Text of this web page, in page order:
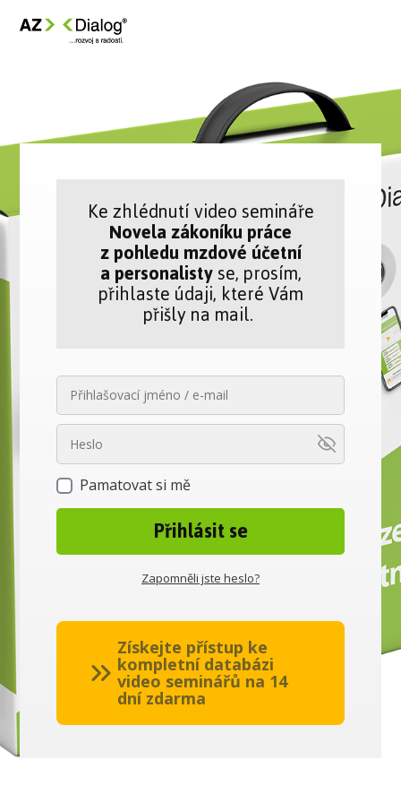
Ke zhlédnutí video semináře
Novela zákoníku práce
z pohledu mzdové účetní
a personalistyse, prosím,
přihlaste údaji, které Vám
přišly na mail.
Pamatovat si mě
Přihlásit se
Zapomněli jste heslo?
Získejte přístup ke
kompletní databázi
video seminářů na 14
dní zdarma